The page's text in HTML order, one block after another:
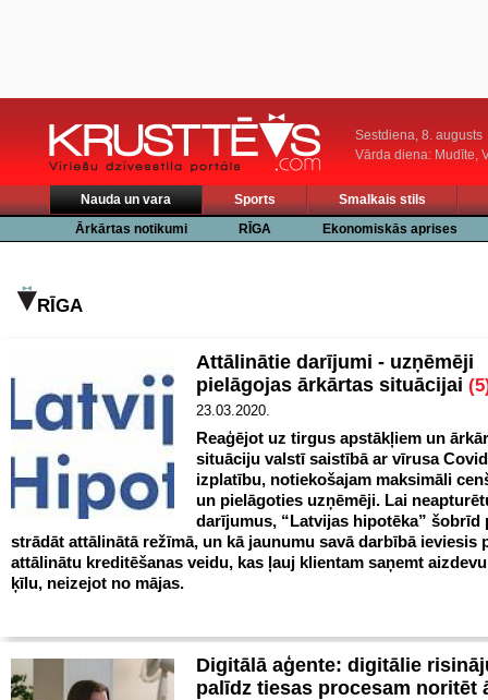
Sestdiena, 8. augusts
Vārda diena: Mudīte,
Nauda un vara Sports
Smalkais stils
Ārkārtas notikumi
RĪGA Ekonomiskās aprises
RĪGA
Attālinātie darījumi - uzņēmēji
pielāgojas ārkārtas situācijai
23.03.2020.
Reaģējot uz tirgus apstākļiem un
situāciju valstī saistībā ar vīrusa
izplatību, notiekošajam maksimāli
un pielāgoties uzņēmēji. Lai
darījumus, “Latvijas hipotēka” šobrīd
strādāt attālinātā režīmā, un kā jaunumu savā darbībā ieviesis
attālinātu kreditēšanas veidu, kas ļauj klientam saņemt
ķīlu, neizejot no mājas.
Digitālā aģente: digitālie
palīdz tiesas procesam noritēt